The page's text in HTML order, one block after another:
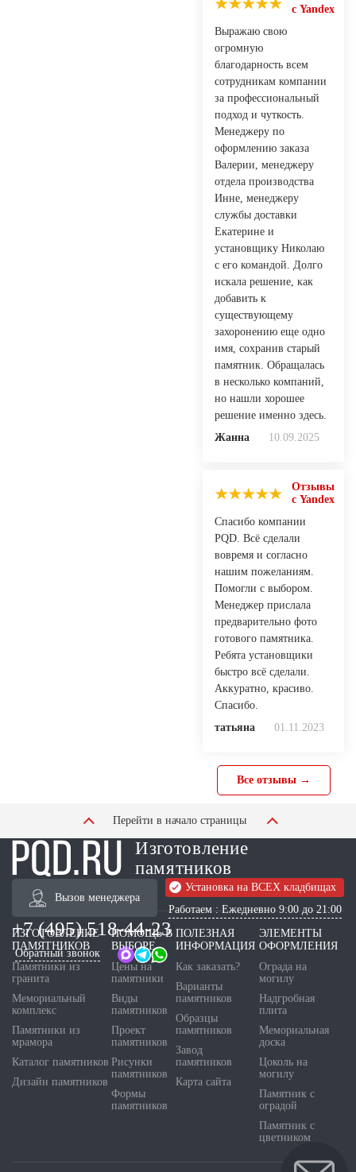
с Yandex
Выражаю свою
огромную
благодарность всем
сотрудникам компании
за профессиональный
подход и чуткость.
Менеджеру по
оформлению заказа
Валерии, менеджеру
отдела производства
Инне, менеджеру
службы доставки
Екатерине и
установщику Николаю
с его командой. Долго
искала решение, как
добавить к
существующему
захоронению еще одно
имя, сохранив старый
памятник. Обращалась
в несколько компаний,
но нашли хорошее
решение именно здесь.
Жанна
10.09.2025
Отзывы
с Yandex
Спасибо компании
PQD. Всё сделали
вовремя и согласно
нашим пожеланиям.
Помогли с выбором.
Менеджер прислала
предварительно фото
готового памятника.
Ребята установщики
быстро всё сделали.
Аккуратно, красиво.
Спасибо.
татьяна
01.11.2023
Все отзывы →
Перейти в начало страницы
Изготовление
памятников
Вызов менеджера
Установка на ВСЕХ кладбищах
Работаем : Ежедневно 9:00 до 21:00
+7 (495) 518-44-23
Обратный звонок
ИЗГОТОВЛЕНИЕ
ПАМЯТНИКОВ
Памятники из
гранита
Мемориальный
комплекс
Памятники из
мрамора
Каталог памятников
Дизайн памятников
ПОМОЩЬ В
ВЫБОРЕ
Цены на
памятники
Виды
памятников
Проект
памятников
Рисунки
памятников
Формы
памятников
ПОЛЕЗНАЯ
ИНФОРМАЦИЯ
Как заказать?
Варианты
памятников
Образцы
памятников
Завод
памятников
Карта сайта
ЭЛЕМЕНТЫ
ОФОРМЛЕНИЯ
Ограда на
могилу
Надгробная
плита
Мемориальная
доска
Цоколь на
могилу
Памятник с
оградой
Памятник с
цветником